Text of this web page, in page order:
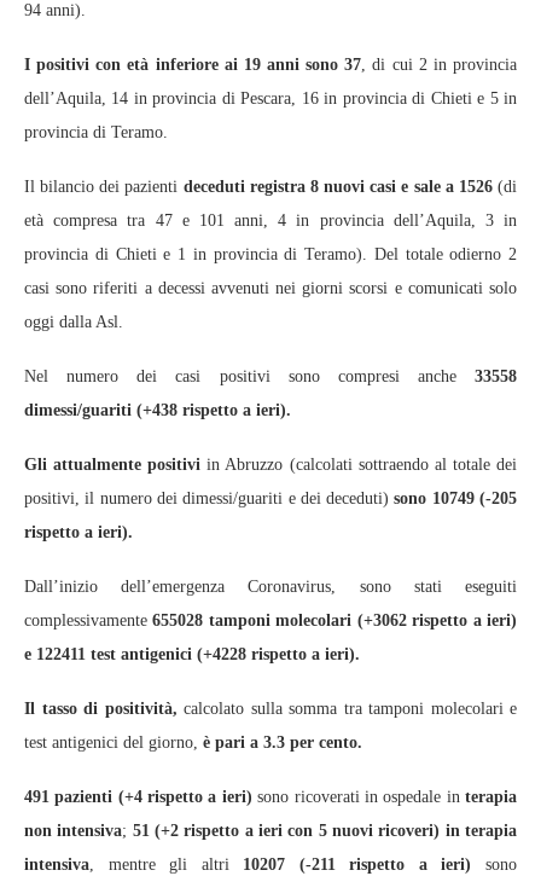
94 anni).
I positivi con età inferiore ai 19 anni sono 37, di cui 2 in provincia
dell’Aquila, 14 in provincia di Pescara, 16 in provincia di Chieti e 5 in
provincia di Teramo.
Il bilancio dei pazienti deceduti registra 8 nuovi casi e sale a 1526(di
età compresa tra 47 e 101 anni, 4 in provincia dell’Aquila, 3 in
provincia di Chieti e 1 in provincia di Teramo). Del totale odierno 2
casi sono riferiti a decessi avvenuti nei giorni scorsi e comunicati solo
oggi dalla Asl.
Nel numero dei casi positivi sono compresi anche 33558
dimessi/guariti (+438 rispetto a ieri).
Gli attualmente positivi in Abruzzo (calcolati sottraendo al totale dei
positivi, il numero dei dimessi/guariti e dei deceduti)sono 10749 (-205
rispetto a ieri).
Dall’inizio dell’emergenza Coronavirus, sono stati eseguiti
complessivamente 655028 tamponi molecolari (+3062 rispetto a ieri)
e 122411 test antigenici (+4228 rispetto a ieri).
Il tasso di positività, calcolato sulla somma tra tamponi molecolari e
test antigenici del giorno, è pari a 3.3 per cento.
491 pazienti (+4 rispetto a ieri) sono ricoverati in ospedale interapia
non intensiva; 51 (+2 rispetto a ieri con 5 nuovi ricoveri) in terapia
intensiva, mentre gli altri 10207 (-211 rispetto a ieri) sono